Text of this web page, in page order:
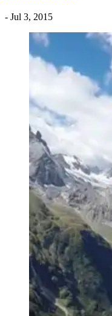
- Jul 3, 2015